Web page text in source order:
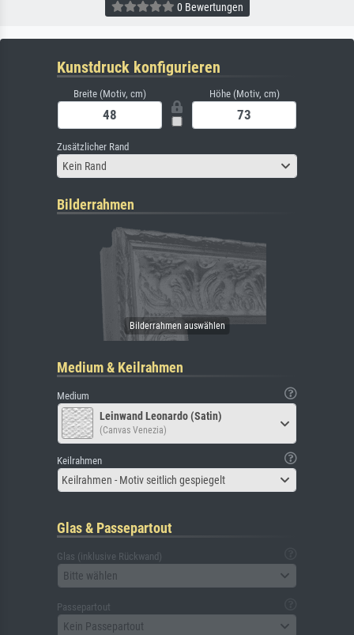
0 Bewertungen
Kunstdruck konfigurieren
Breite (Motiv, cm) Höhe (Motiv, cm)
Zusätzlicher Rand
Kein Rand
Bilderrahmen
Medium & Keilrahmen
Medium
Leinwand Leonardo (Satin)
(Canvas Venezia)
Keilrahmen
Keilrahmen - Motiv seitlich gespiegelt
Glas & Passepartout
Glas (inklusive Rückwand)
Bitte wählen
Passepartout
Kein Passepartout